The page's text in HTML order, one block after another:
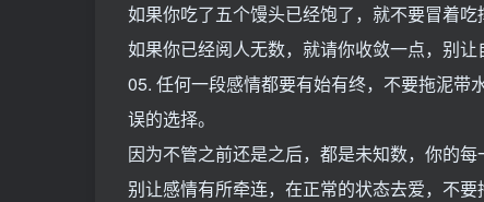
如果你吃了五个馒头已经饱了，就不要冒着吃
如果你已经阅人无数，就请你收敛一点，别
05. 任何一段感情都要有始有终，不要拖泥带
误的选择。
因为不管之前还是之后，都是未知数，你的
别让感情有所牵连，在正常的状态去爱，不要